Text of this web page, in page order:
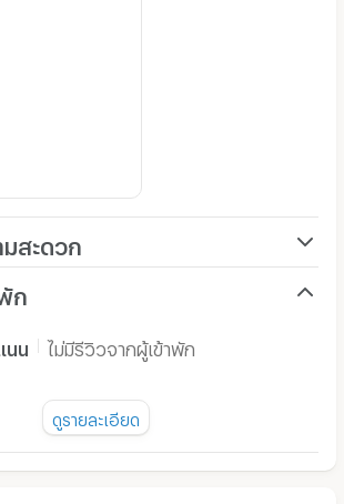
สะดวก
ง
ก
นน ไม่มีรีวิวจากผู้เข้าพัก
ไม่มีรีวิวของอพาร์ทเม้นท์นี้
ดูรายละเอียด